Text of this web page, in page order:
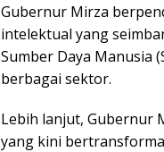
Gubernur Mirza
intelektual yang
Sumber Daya Manusia
berbagai sektor.
Lebih lanjut, Gubernur
yang kini